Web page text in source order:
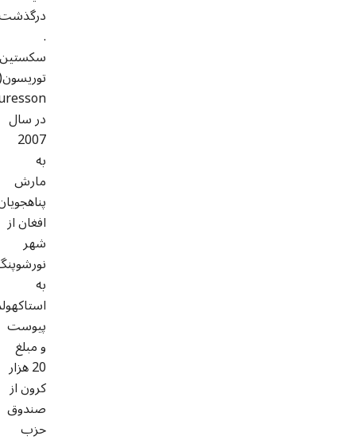
.
در سال
2007
به
مارش
افغان از
شهر
به
پیوست
و مبلغ
20 هزار
کرون از
صندوق
حزب